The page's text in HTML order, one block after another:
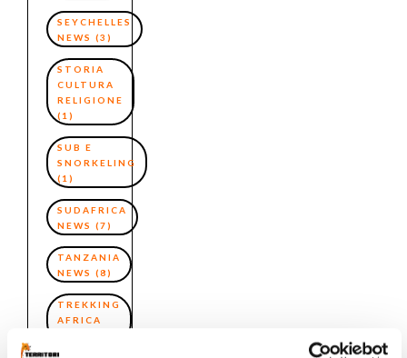
SEYCHELLES
NEWS (3)
STORIA
CULTURA
RELIGIONE
(1)
SUB E
SNORKELING
(1)
SUDAFRICA
NEWS (7)
TANZANIA
NEWS (8)
TREKKING
AFRICA